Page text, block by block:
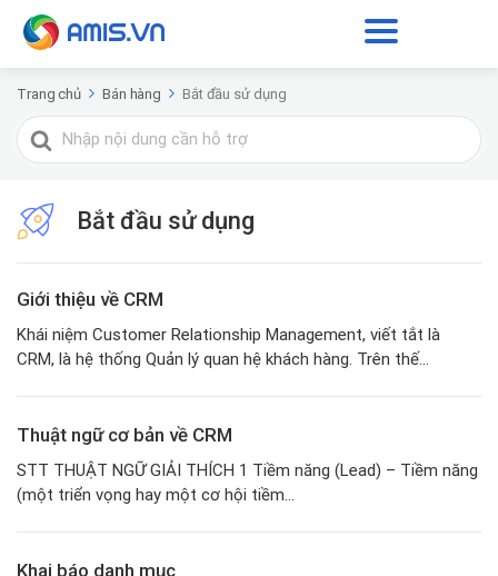
Trang chủ Bán hàng Bắt đầu sử dụng
Tìm
kiếm
Bắt đầu sử dụng
Giới thiệu về CRM
Khái niệm Customer Relationship Management, viết tắt là
CRM, là hệ thống Quản lý quan hệ khách hàng. Trên thế...
Thuật ngữ cơ bản về CRM
STT THUẬT NGỮ GIẢI THÍCH 1 Tiềm năng (Lead) – Tiềm năng
(một triển vọng hay một cơ hội tiềm...
Khai báo danh mục